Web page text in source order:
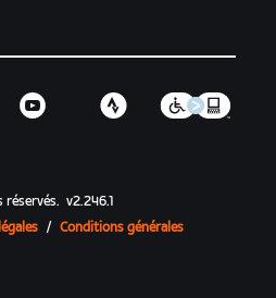
réservés. v2.246.1
/ Conditions générales